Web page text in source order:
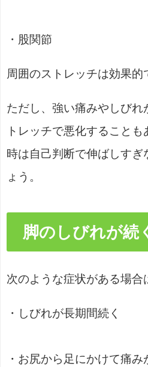
・股関節
周囲のストレッチは効果的
ただし、強い痛みやしびれ
トレッチで悪化すること
時は自己判断で伸ばしすぎ
ょう。
脚のしびれが続
次のような症状がある場合
・しびれが長期間続く
・お尻から足にかけて痛み